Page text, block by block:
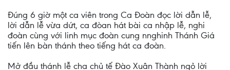
Đúng 6 giờ một ca viên trong Ca Đoàn đọc lời dẫn lễ,
lời dẫn lễ vừa dứt, ca đòan hát bài ca nhập lễ, nghi
đoàn cùng với linh mục đoàn cung nnghinh Thánh Giá
tiến lên bàn thánh theo tiếng hát ca đoàn.
Mở đầu thánh lễ cha chủ tế Đào Xuân Thành ngỏ lời